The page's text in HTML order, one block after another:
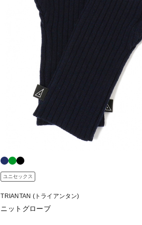
ユニセックス
TRIANTAN (トライアンタン)
ニットグローブ